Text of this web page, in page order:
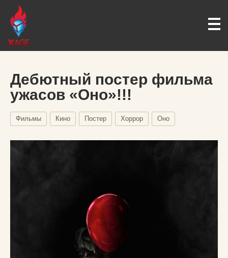
Дебютный постер фильма
ужасов «Оно»!!!
Фильмы Кино Постер Хоррор Оно